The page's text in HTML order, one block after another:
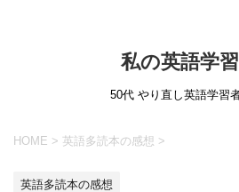
私の英語学
50代 やり直し英語学習
HOME > 英語多読本の感想 >
英語多読本の感想